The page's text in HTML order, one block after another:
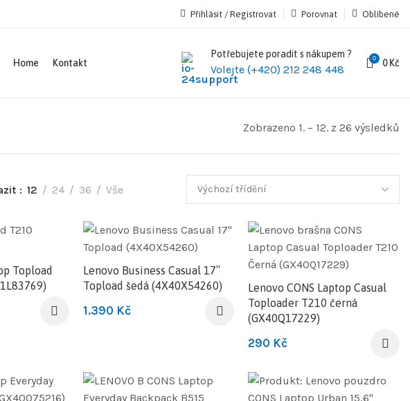
Přihlásit / Registrovat Porovnat Oblíbené
Home Kontakt
Potřebujete poradit s nákupem ?
Volejte (+420) 212 248 448
0 0 Kč
Zobrazeno 1. – 12. z 26 výsledků
12 24 36 Vše
Topload
Lenovo Business Casual 17″
Topload šedá (4X40X54260)
1.390 Kč
Lenovo CONS Laptop Casual
Toploader T210 černá
(GX40Q17229)
290 Kč